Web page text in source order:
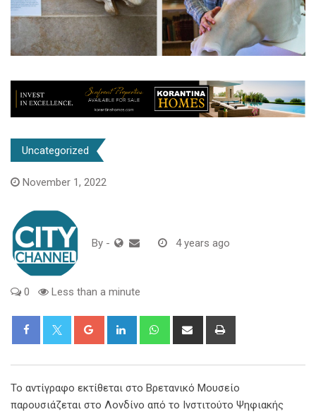
Uncategorized
November 1, 2022
By - 4 years ago
0 Less than a minute
Google+ LinkedIn WhatsappShare
Το αντίγραφο εκτίθεται στο Βρετανικό Μουσείο
παρουσιάζεται στο Λονδίνο από το Ινστιτούτο Ψηφιακής